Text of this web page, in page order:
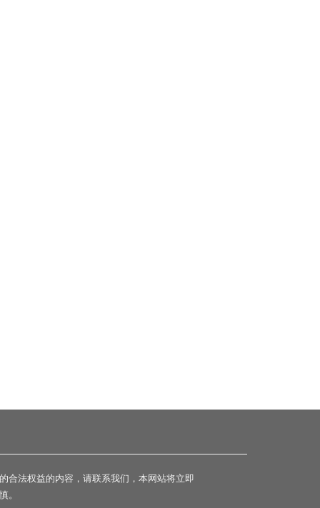
合法权益的内容，请联系我们，本网站将立即
。